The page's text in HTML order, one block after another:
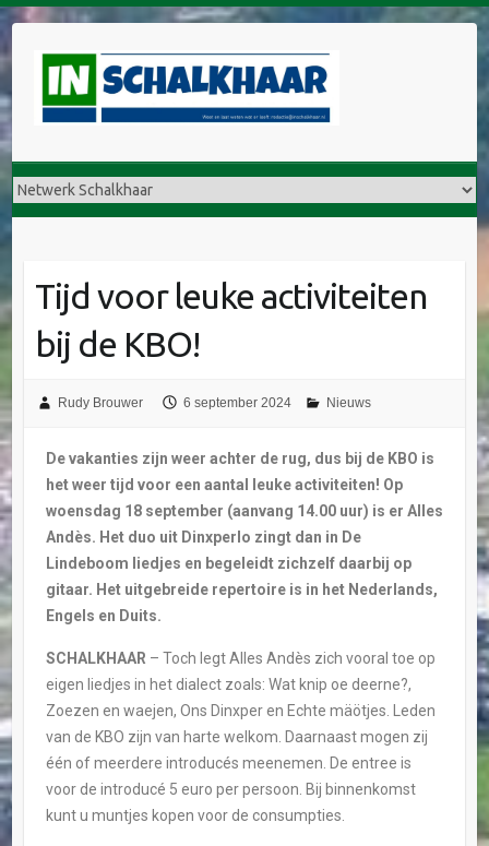
Tijd voor leuke activiteiten
bij de KBO!
Rudy Brouwer 6 september 2024 Nieuws
De vakanties zijn weer achter de rug, dus bij de KBO is
het weer tijd voor een aantal leuke activiteiten! Op
woensdag 18 september (aanvang 14.00 uur) is er Alles
Andès. Het duo uit Dinxperlo zingt dan in De
Lindeboom liedjes en begeleidt zichzelf daarbij op
gitaar. Het uitgebreide repertoire is in het Nederlands,
Engels en Duits.
SCHALKHAAR – Toch legt Alles Andès zich vooral toe op
eigen liedjes in het dialect zoals: Wat knip oe deerne?,
Zoezen en waejen, Ons Dinxper en Echte mäötjes. Leden
van de KBO zijn van harte welkom. Daarnaast mogen zij
één of meerdere introducés meenemen. De entree is
voor de introducé 5 euro per persoon. Bij binnenkomst
kunt u muntjes kopen voor de consumpties.